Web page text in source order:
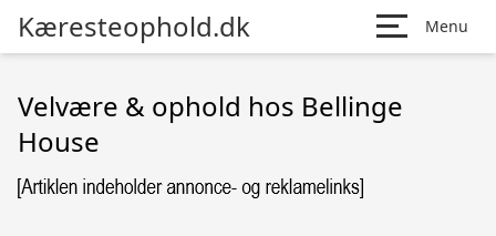
Kæresteophold.dk Menu
Velvære & ophold hos Bellinge
House